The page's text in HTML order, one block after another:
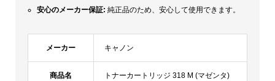
安心のメーカー保証:純正品のため、安心して使用できます。
メーカー キャノン
商品名 トナーカートリッジ 318 M (マゼンタ)